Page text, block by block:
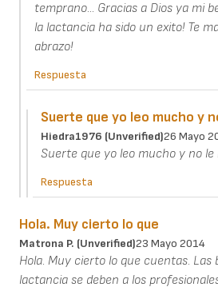
temprano... Gracias a Dios ya mi
la lactancia ha sido un exito! Te
abrazo!
Respuesta
Suerte que yo leo mucho y
Hiedra1976 (unverified)26 Mayo
Suerte que yo leo mucho y no le
Respuesta
Hola. Muy cierto lo que
Matrona P. (unverified)23 Mayo 2014
Hola. Muy cierto lo que cuentas. Las
lactancia se deben a los